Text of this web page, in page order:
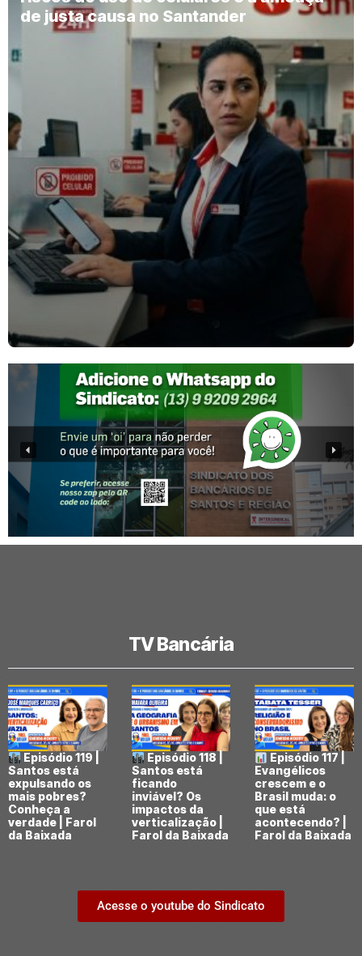
de justa causa no Santander
TV Bancária
Episódio 119 |
Santos está
expulsando os
mais pobres?
Conheça a
verdade | Farol
da Baixada
Episódio 118 |
Santos está
ficando
inviável? Os
impactos da
verticalização |
Farol da Baixada
Episódio 117 |
Evangélicos
crescem e o
Brasil muda: o
que está
acontecendo? |
Farol da Baixada
Acesse o youtube do Sindicato